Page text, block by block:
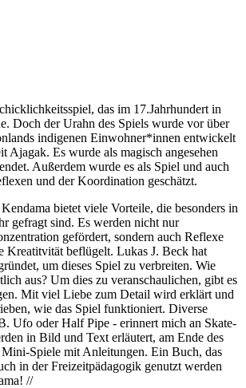
das im 17.Jahrhundert in
Doch der Urahn des Spiels wurde vor über
indigenen Einwohner*innen entwickelt
Ajagak. Es wurde als magisch angesehen
Außerdem wurde es als Spiel und auch
und der Koordination geschätzt.
bietet viele Vorteile, die besonders in
gefragt sind. Es werden nicht nur
gefördert, sondern auch Reflexe
Kreatitvität beflügelt. Lukas J. Beck hat
um dieses Spiel zu verbreiten. Wie
aus? Um dies zu veranschaulichen, gibt es
Mit viel Liebe zum Detail wird erklärt und
wie das Spiel funktioniert. Diverse
Ufo oder Half Pipe - erinnert mich an Skate-
in Bild und Text erläutert, am Ende des
Mini-Spiele mit Anleitungen. Ein Buch, das
in der Freizeitpädagogik genutzt werden
//